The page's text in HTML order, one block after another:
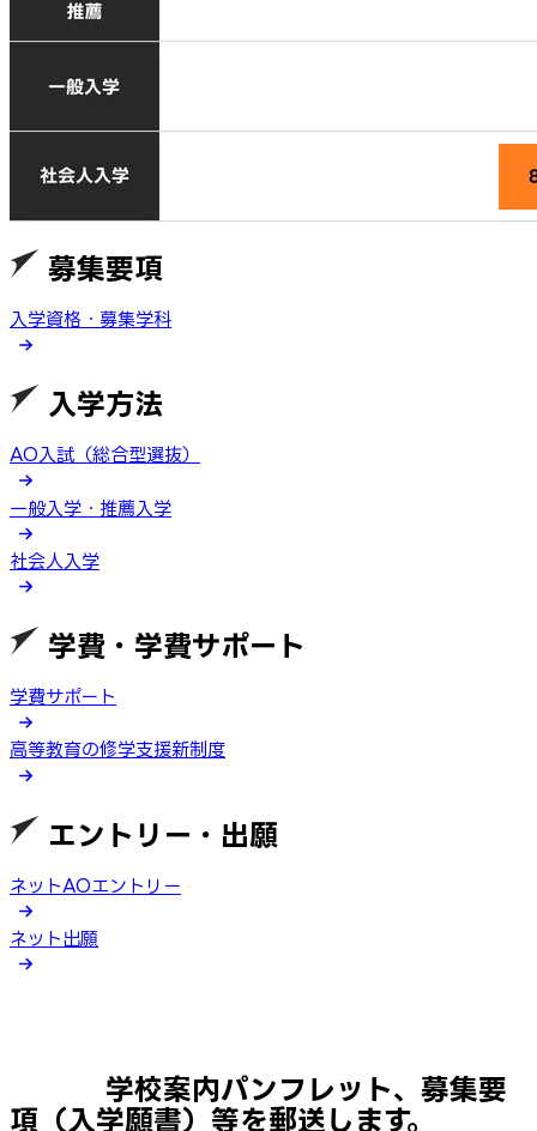
募集要項
入学資格・募集学科
入学方法
AO入試（総合型選抜）
一般入学・推薦入学
社会人入学
学費・学費サポート
学費サポート
高等教育の修学支援新制度
エントリー・出願
ネットAOエントリー
ネット出願
学校案内パンフレット、募集要
項（入学願書）等を郵送します。